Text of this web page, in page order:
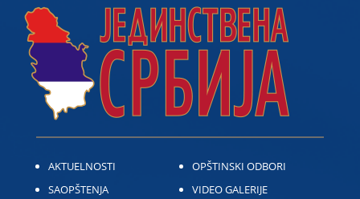
AKTUELNOSTI
SAOPŠTENJA
OPŠTINSKI ODBORI
VIDEO GALERIJE